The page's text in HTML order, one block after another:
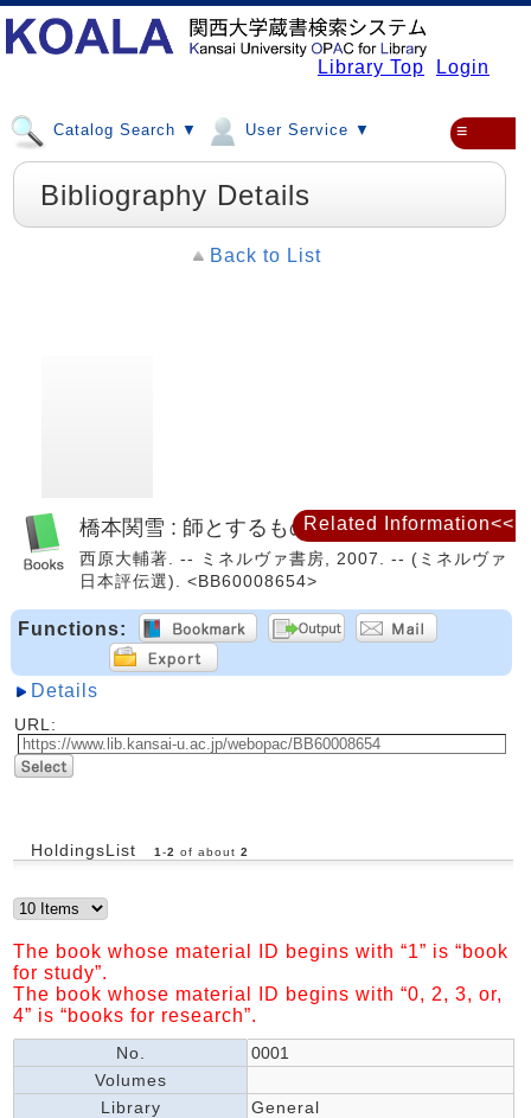
Library Top Login
Catalog Search ▼ User Service ▼ ≡
Bibliography Details
Back to List
橋本関雪 : 師とするものは支那の自然
西原大輔著. -- ミネルヴァ書房, 2007. -- (ミネルヴァ
日本評伝選). <BB60008654>
Functions:
Details
URL:
HoldingsList 1 -2 of about 2
The book whose material ID begins with “1” is “book
for study”.
The book whose material ID begins with “0, 2, 3, or,
4” is “books for research”.
No.
0001
Volumes
Library
General
Related Information<<